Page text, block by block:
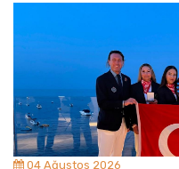
04 Ağustos 2026